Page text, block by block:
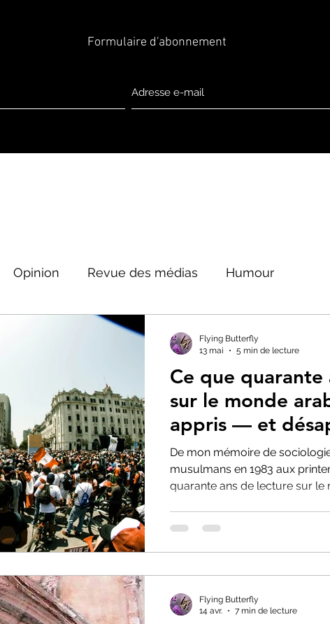
Formulaire d'abonnement
Opinion Revue des médias Humour
Peinture&Photographie
Ce que quarante
sur le monde
appris — et
De mon mémoire de
musulmans en 1983 aux
quarante ans de lecture sur le
confondre les deux.
Flying Butterfly
13 mai
5 min de lecture
Flying Butterfly
14 avr.
7 min de lecture